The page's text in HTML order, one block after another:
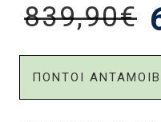
839,90€
ΠΟΝΤΟΙ